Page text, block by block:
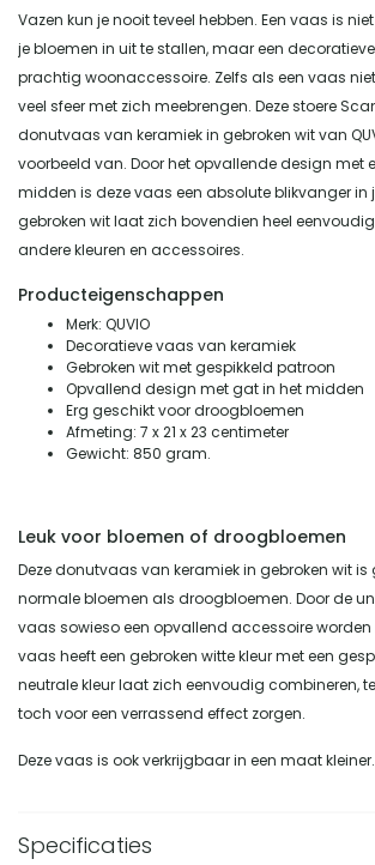
Vazen kun je nooit teveel hebben. Een vaas is
je bloemen in uit te stallen, maar een
prachtig woonaccessoire. Zelfs als een vaas
veel sfeer met zich meebrengen. Deze stoere
donutvaas van keramiek in gebroken wit van
voorbeeld van. Door het opvallende design met
midden is deze vaas een absolute blikvanger in
gebroken wit laat zich bovendien heel
andere kleuren en accessoires.
Producteigenschappen
Merk: QUVIO
Decoratieve vaas van keramiek
Gebroken wit met gespikkeld patroon
Opvallend design met gat in het midden
Erg geschikt voor droogbloemen
Afmeting: 7 x 21 x 23 centimeter
Gewicht: 850 gram.
Leuk voor bloemen of droogbloemen
Deze donutvaas van keramiek in gebroken wit is
normale bloemen als droogbloemen. Door de
vaas sowieso een opvallend accessoire worden
vaas heeft een gebroken witte kleur met een
neutrale kleur laat zich eenvoudig combineren,
toch voor een verrassend effect zorgen.
Deze vaas is ook verkrijgbaar in een maat kleiner.
Specificaties